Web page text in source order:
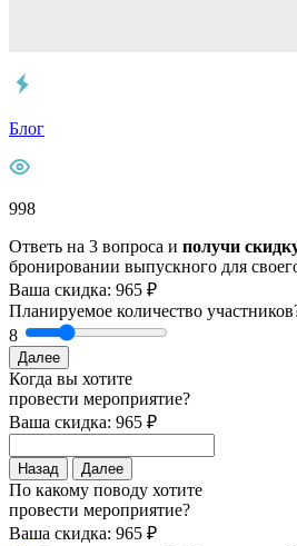
Блог
998
Ответь на 3 вопроса и получи
бронировании выпускного для
Ваша скидка: 965 ₽
Планируемое количество
8
Далее
Когда вы хотите
провести мероприятие?
Ваша скидка: 965 ₽
Назад Далее
По какому поводу хотите
провести мероприятие?
Ваша скидка: 965 ₽